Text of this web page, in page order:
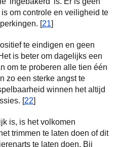
om controle en veiligheid te
[21]
te eindigen en geen
is beter om dagelijks een
om te proberen alle tien één
zo een sterke angst te
winnen het altijd
[22]
is, is het volkomen
trimmen te laten doen of dit
te laten doen. Bij